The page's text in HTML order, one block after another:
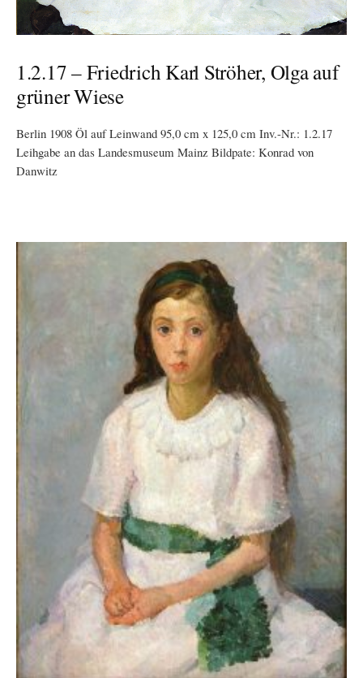
1.2.17 – Friedrich Karl Ströher, Olga auf
grüner Wiese
Berlin 1908 Öl auf Leinwand 95,0 cm x 125,0 cm Inv.-Nr.: 1.2.17
Leihgabe an das Landesmuseum Mainz Bildpate: Konrad von
Danwitz